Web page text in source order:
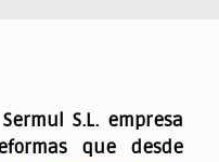
S.L. empresa
que desde